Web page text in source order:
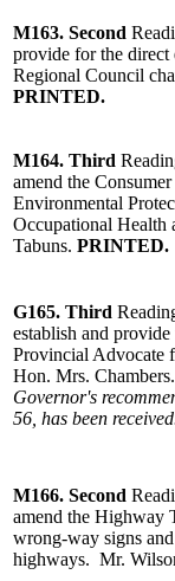
M163. Second
provide for the direct
Regional Council
PRINTED.
M164. Third
amend the
Environmental
Occupational
Tabuns. PRINTED.
G165. Third
establish and
Provincial Advocate
Hon. Mrs. Chambers.
Governor's
56, has been
M166. Second
amend the Highway
wrong-way signs
highways. Mr.